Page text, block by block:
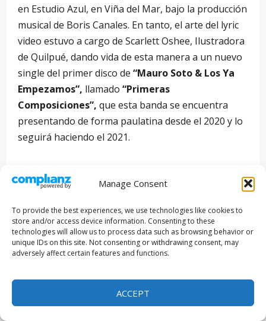
Manage Consent
To provide the best experiences, we use technologies like cookies to
store and/or access device information. Consenting to these
technologies will allow us to process data such as browsing behavior or
unique IDs on this site. Not consenting or withdrawing consent, may
adversely affect certain features and functions.
ACCEPT
en Estudio Azul, en Viña del Mar, bajo la producción
musical de Boris Canales. En tanto, el arte del lyric
video estuvo a cargo de Scarlett Oshee, Ilustradora
de Quilpué, dando vida de esta manera a un nuevo
single del primer disco de “Mauro Soto & Los Ya
Empezamos”, llamado “Primeras
Composiciones”, que esta banda se encuentra
presentando de forma paulatina desde el 2020 y lo
seguirá haciendo el 2021.